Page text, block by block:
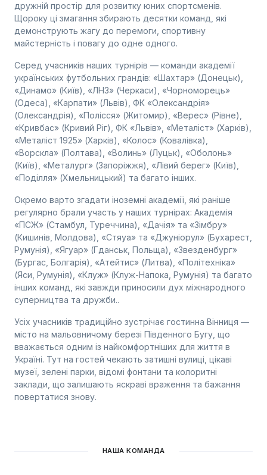
дружній простір для розвитку юних спортсменів.
Щороку ці змагання збирають десятки команд, які
демонструють жагу до перемоги, спортивну
майстерність і повагу до одне одного.
Серед учасників наших турнірів — команди академії
українських футбольних грандів: «Шахтар» (Донецьк),
«Динамо» (Київ), «ЛНЗ» (Черкаси), «Чорноморець»
(Одеса), «Карпати» (Львів), ФК «Олександрія»
(Олександрія), «Полісся» (Житомир), «Верес» (Рівне),
«Кривбас» (Кривий Ріг), ФК «Львів», «Металіст» (Харків),
«Металіст 1925» (Харків), «Колос» (Ковалівка),
«Ворскла» (Полтава), «Волинь» (Луцьк), «Оболонь»
(Київ), «Металург» (Запоріжжя), «Лівий берег» (Київ),
«Поділля» (Хмельницький) та багато інших.
Окремо варто згадати іноземні академії, які раніше
регулярно брали участь у наших турнірах: Академія
«ПСЖ» (Стамбул, Туреччина), «Дачія» та «Зімбру»
(Кишинів, Молдова), «Стяуа» та «Джуніорул» (Бухарест,
Румунія), «Ягуар» (Гданськ, Польща), «Звезденбург»
(Бургас, Болгарія), «Атейтис» (Литва), «Політехніка»
(Яси, Румунія), «Клуж» (Клуж-Напока, Румунія) та багато
інших команд, які завжди приносили дух міжнародного
суперництва та дружби..
Усіх учасників традиційно зустрічає гостинна Вінниця —
місто на мальовничому березі Південного Бугу, що
вважається одним із найкомфортніших для життя в
Україні. Тут на гостей чекають затишні вулиці, цікаві
музеї, зелені парки, відомі фонтани та колоритні
заклади, що залишають яскраві враження та бажання
повертатися знову.
НАША КОМАНДА